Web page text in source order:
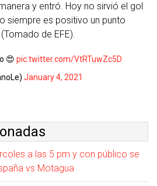
y entró. Hoy no sirvió el gol
siempre es positivo un punto
de EFE).
😍 pic.twitter.com/VtRTuwZc5D
January 4, 2021
a las 5 pm y con público se
vs Motagua